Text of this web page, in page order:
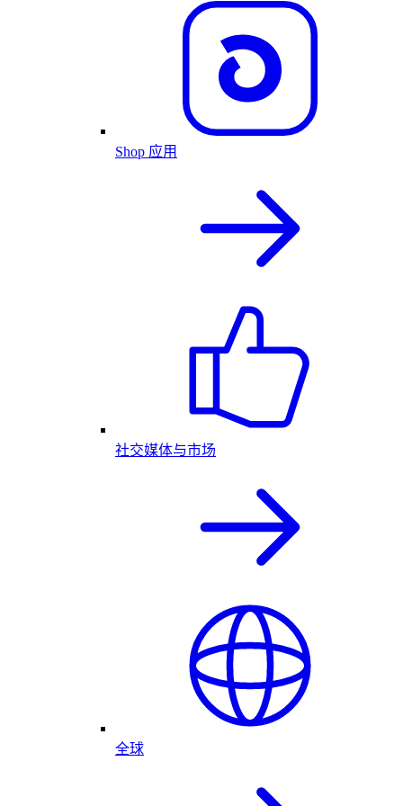
Shop 应用
社交媒体与市场
全球